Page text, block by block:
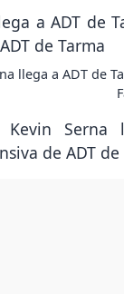
llega a ADT de
Kevin Serna
de ADT de